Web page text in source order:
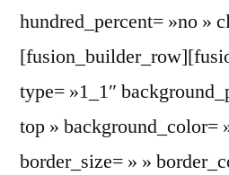
hundred_percent= »no »
type= »1_1″
top » background_color=
border_size= » »